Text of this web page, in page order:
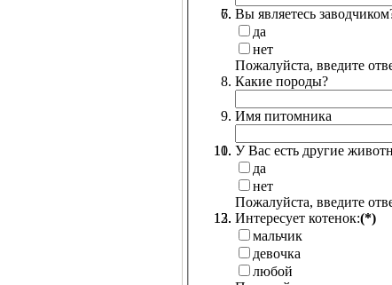
Вы являетесь
да
нет
Пожалуйста, введите
Какие породы?
Имя питомника
У Вас есть другие
да
нет
Пожалуйста, введите
Интересует котенок:(*)
мальчик
девочка
любой